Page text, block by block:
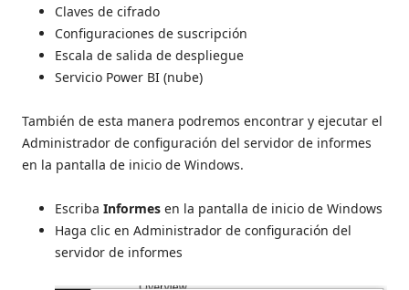
Claves de cifrado
Configuraciones de suscripción
Escala de salida de despliegue
Servicio Power BI (nube)
También de esta manera podremos encontrar y ejecutar el
Administrador de configuración del servidor de informes
en la pantalla de inicio de Windows.
Escriba Informes en la pantalla de inicio de Windows
Haga clic en Administrador de configuración del
servidor de informes